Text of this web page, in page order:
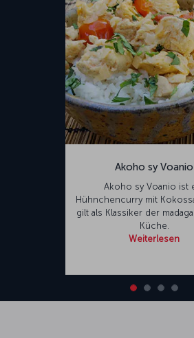
Akoho sy Voanio
Akoho sy Voanio ist
Hühnchencurry mit
gilt als Klassiker der
Küche.
Weiterlesen